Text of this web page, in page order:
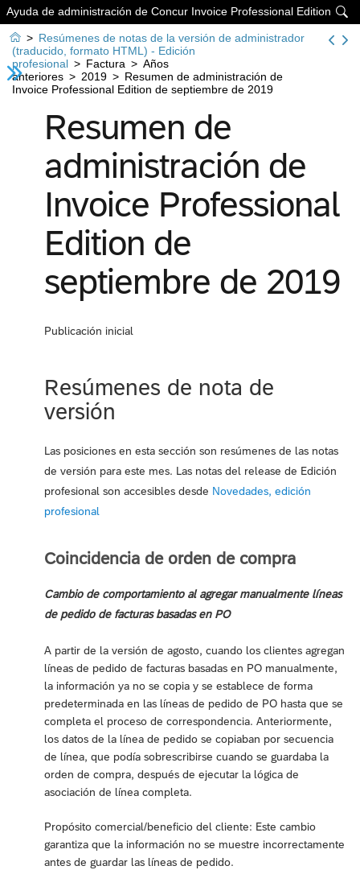

Ayuda de administración de Concur Invoice Professional Edition
 > Resúmenes de notas de la versión de administrador
(traducido, formato HTML) - Edición
profesional > Factura > Años
anteriores > 2019 > Resumen de administración de
Invoice Professional Edition de septiembre de 2019
Resumen de
administración de
Invoice Professional
Edition de
septiembre de 2019
Publicación inicial
Resúmenes de nota de
versión
Las posiciones en esta sección son resúmenes de las notas
de versión para este mes. Las notas del release de Edición
profesional son accesibles desde Novedades, edición
profesional
Coincidencia de orden de compra
Cambio de comportamiento al agregar manualmente líneas
de pedido de facturas basadas en PO
A partir de la versión de agosto, cuando los clientes agregan
líneas de pedido de facturas basadas en PO manualmente,
la información ya no se copia y se establece de forma
predeterminada en las líneas de pedido de PO hasta que se
completa el proceso de correspondencia. Anteriormente,
los datos de la línea de pedido se copiaban por secuencia
de línea, que podía sobrescribirse cuando se guardaba la
orden de compra, después de ejecutar la lógica de
asociación de línea completa.
Propósito comercial/beneficio del cliente: Este cambio
garantiza que la información no se muestre incorrectamente
antes de guardar las líneas de pedido.